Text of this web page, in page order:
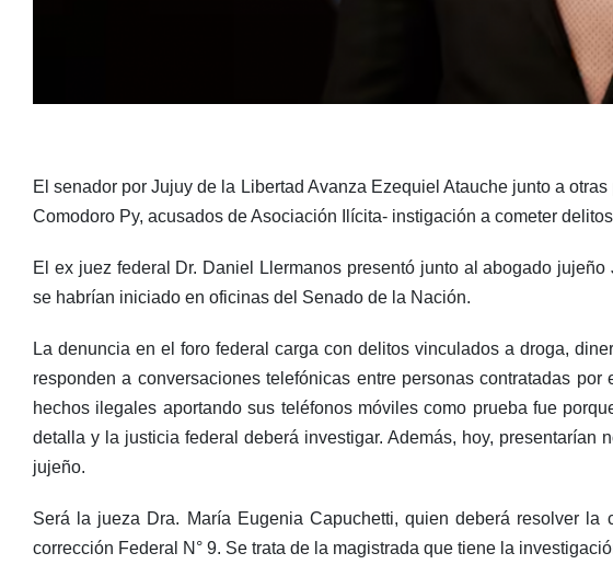
El senador por Jujuy de la Libertad Avanza Ezequiel Atauche junto a
Comodoro Py, acusados de Asociación Ilícita- instigación a cometer
El ex juez federal Dr. Daniel Llermanos presentó junto al abogado
se habrían iniciado en oficinas del Senado de la Nación.
La denuncia en el foro federal carga con delitos vinculados a droga,
responden a conversaciones telefónicas entre personas contratadas
hechos ilegales aportando sus teléfonos móviles como prueba fue
detalla y la justicia federal deberá investigar. Además, hoy,
jujeño.
Será la jueza Dra. María Eugenia Capuchetti, quien deberá resolver
corrección Federal N° 9. Se trata de la magistrada que tiene la